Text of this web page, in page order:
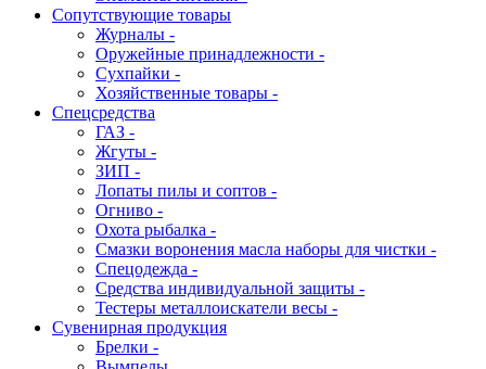
Сопутствующие товары
Журналы -
Оружейные принадлежности -
Сухпайки -
Хозяйственные товары -
Спецсредства
ГАЗ -
Жгуты -
ЗИП -
Лопаты пилы и соптов -
Огниво -
Охота рыбалка -
Смазки воронения масла наборы для чистки -
Спецодежда -
Средства индивидуальной защиты -
Тестеры металлоискатели весы -
Сувенирная продукция
Брелки -